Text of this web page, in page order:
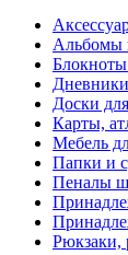
Альбомы
Доски
Карты,
Мебель
Папки и
Пеналы
Рюкзаки,